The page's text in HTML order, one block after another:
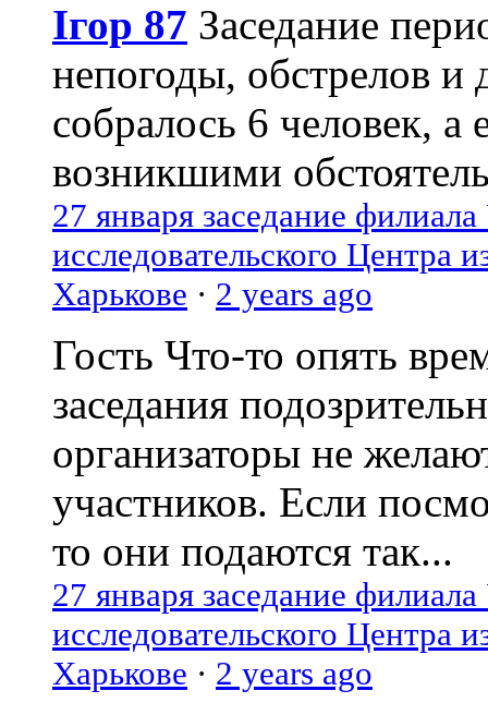
Ігор 87 Заседание
непогоды, обстрелов и
собралось 6 человек, а
возникшими
27 января заседание
исследовательского Центра
Харькове · 2 years ago
Гость Что-то опять
заседания
организаторы не
участников. Если
то они подаются так...
27 января заседание
исследовательского Центра
Харькове · 2 years ago